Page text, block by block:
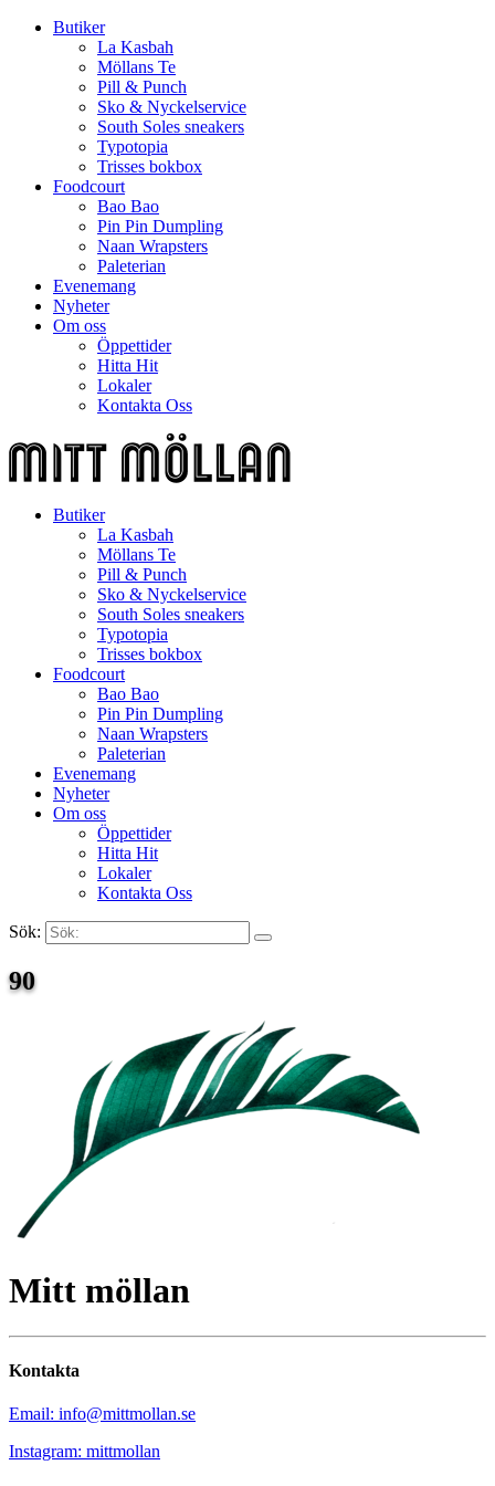
Butiker
La Kasbah
Möllans Te
Pill & Punch
Sko & Nyckelservice
South Soles sneakers
Typotopia
Trisses bokbox
Foodcourt
Bao Bao
Pin Pin Dumpling
Naan Wrapsters
Paleterian
Evenemang
Nyheter
Om oss
Öppettider
Hitta Hit
Lokaler
Kontakta Oss
Butiker
La Kasbah
Möllans Te
Pill & Punch
Sko & Nyckelservice
South Soles sneakers
Typotopia
Trisses bokbox
Foodcourt
Bao Bao
Pin Pin Dumpling
Naan Wrapsters
Paleterian
Evenemang
Nyheter
Om oss
Öppettider
Hitta Hit
Lokaler
Kontakta Oss
Sök:
Search
90
Mitt möllan
Kontakta
Email: info@mittmollan.se
Instagram: mittmollan